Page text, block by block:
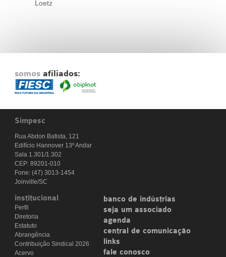
Loetz
somos afiliados:
Simpesc
Rua Abdon Batista, 121
Edifício Hannover 13º Andar
Sala 1.301/1.302
CEP: 89201-010
Fone: (47) 3013-1454
Joinville/SC
institucional
Perfil
Diretoria
Estatuto
Abrangência
Contribuição Sindical 2026
Acervo
banco de indústrias
seja um associado
agenda
central de comunicação
links
fale conosco